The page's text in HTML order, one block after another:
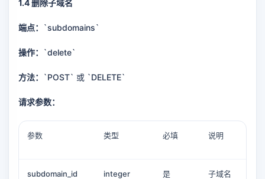
1.4 删除子域名
端点： `subdomains`
操作： `delete`
方法： `POST` 或 `DELETE`
请求参数：
参数 类型 必填 说明
subdomain_id integer 是
子域名